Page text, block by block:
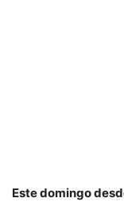
Este domingo